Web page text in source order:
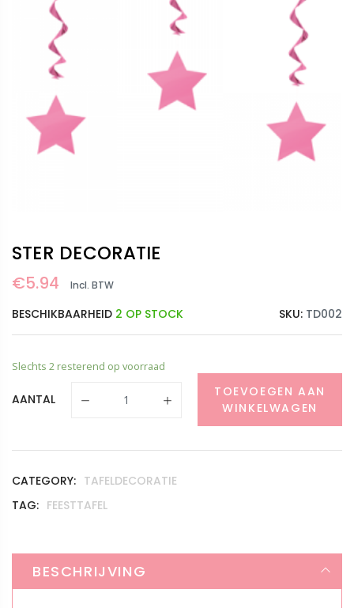
STER DECORATIE
€5.94 Incl. BTW
BESCHIKBAARHEID 2 OP STOCK SKU: TD002
Slechts 2 resterend op voorraad
AANTAL
TOEVOEGEN AAN
WINKELWAGEN
CATEGORY: TAFELDECORATIE
TAG: FEESTTAFEL
BESCHRIJVING